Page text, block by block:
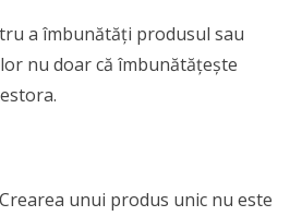
a îmbunătăți produsul sau
nu doar că îmbunătățește
unui produs unic nu este